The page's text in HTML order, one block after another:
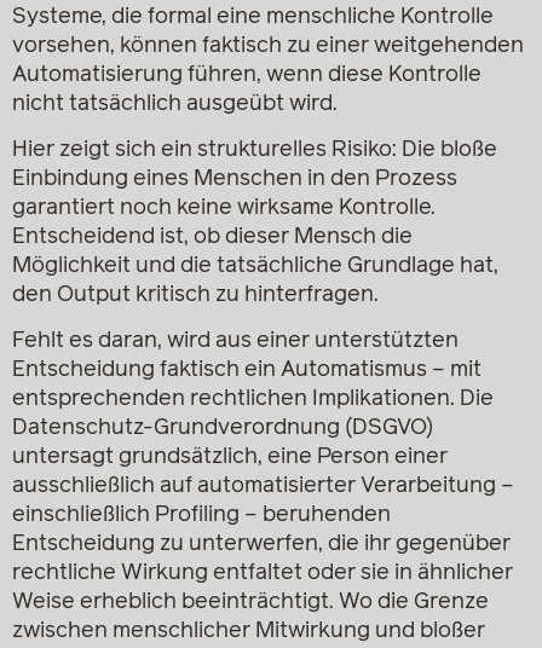
Systeme, die formal eine menschliche Kontrolle
vorsehen, können faktisch zu einer weitgehenden
Automatisierung führen, wenn diese Kontrolle
nicht tatsächlich ausgeübt wird.
Hier zeigt sich ein strukturelles Risiko: Die bloße
Einbindung eines Menschen in den Prozess
garantiert noch keine wirksame Kontrolle.
Entscheidend ist, ob dieser Mensch die
Möglichkeit und die tatsächliche Grundlage hat,
den Output kritisch zu hinterfragen.
Fehlt es daran, wird aus einer unterstützten
Entscheidung faktisch ein Automatismus – mit
entsprechenden rechtlichen Implikationen. Die
Datenschutz-Grundverordnung (DSGVO)
untersagt grundsätzlich, eine Person einer
ausschließlich auf automatisierter Verarbeitung –
einschließlich Profiling – beruhenden
Entscheidung zu unterwerfen, die ihr gegenüber
rechtliche Wirkung entfaltet oder sie in ähnlicher
Weise erheblich beeinträchtigt. Wo die Grenze
zwischen menschlicher Mitwirkung und bloßer